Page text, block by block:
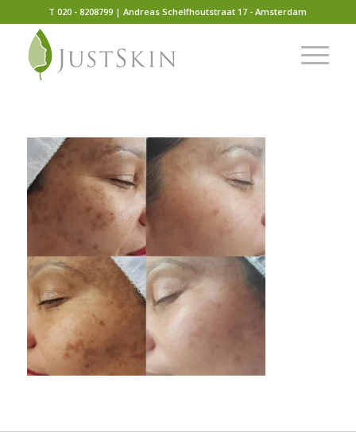
T 020 - 8208799 | Andreas Schelfhoutstraat 17 - Amsterdam